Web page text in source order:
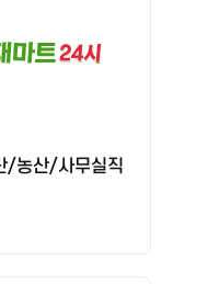
간제근로자 채용 공고
트 수산코너 직원 모집
관리 배송담당자 모집
/농산/사무실직